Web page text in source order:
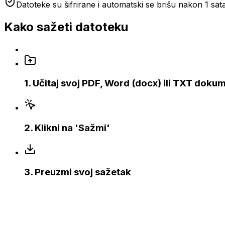
Datoteke su šifrirane i automatski se brišu nakon 1
Kako sažeti datoteku
1. Učitaj svoj PDF, Word (docx) ili TXT
2. Klikni na 'Sažmi'
3. Preuzmi svoj sažetak